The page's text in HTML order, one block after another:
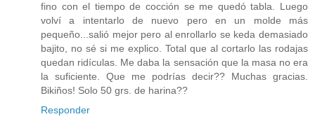
fino con el tiempo de cocción se me quedó tabla. Luego
volví a intentarlo de nuevo pero en un molde más
pequeño...salió mejor pero al enrollarlo se keda demasiado
bajito, no sé si me explico. Total que al cortarlo las rodajas
quedan ridículas. Me daba la sensación que la masa no era
la suficiente. Que me podrías decir?? Muchas gracias.
Bikiños! Solo 50 grs. de harina??
Responder